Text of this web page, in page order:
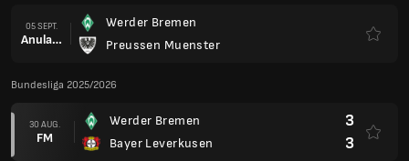
05 SEPT.
Anulare
Werder Bremen
Preussen Muenster
Bundesliga 2025/2026
30 AUG.
FM
Werder Bremen
Bayer Leverkusen
3
3